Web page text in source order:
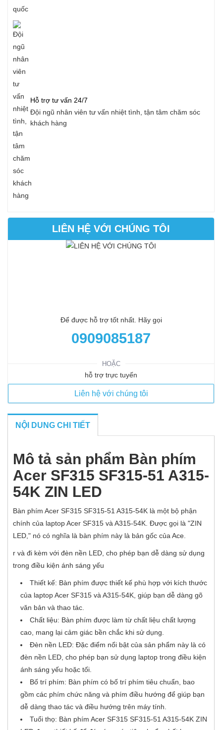
Hỗ trợ tư vấn 24/7
Đội ngũ nhân viên tư vấn nhiệt tình, tận tâm chăm sóc
khách hàng
LIÊN HỆ VỚI CHÚNG TÔI
Để được hỗ trợ tốt nhất. Hãy gọi
0909085187
HOẶC
hỗ trợ trực tuyến
Liên hệ với chúng tôi
NỘI DUNG CHI TIẾT
Mô tả sản phẩm Bàn phím
Acer SF315 SF315-51 A315-
54K ZIN LED
Bàn phím Acer SF315 SF315-51 A315-54K là một bộ phận
chính của laptop Acer SF315 và A315-54K. Được gọi là "ZIN
LED," nó có nghĩa là bàn phím này là bản gốc của Ace.
r và đi kèm với đèn nền LED, cho phép bạn dễ dàng sử dụng
trong điều kiện ánh sáng yếu
Thiết kế: Bàn phím được thiết kế phù hợp với kích thước
của laptop Acer SF315 và A315-54K, giúp bạn dễ dàng gõ
văn bản và thao tác.
Chất liệu: Bàn phím được làm từ chất liệu chất lượng
cao, mang lại cảm giác bền chắc khi sử dụng.
Đèn nền LED: Đặc điểm nổi bật của sản phẩm này là có
đèn nền LED, cho phép bạn sử dụng laptop trong điều kiện
ánh sáng yếu hoặc tối.
Bố trí phím: Bàn phím có bố trí phím tiêu chuẩn, bao
gồm các phím chức năng và phím điều hướng để giúp bạn
dễ dàng thao tác và điều hướng trên máy tính.
Tuổi thọ: Bàn phím Acer SF315 SF315-51 A315-54K ZIN